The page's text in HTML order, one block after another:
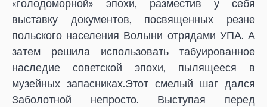
«голодоморной» эпохи, разместив у себя
выставку документов, посвященных резне
польского населения Волыни отрядами УПА. А
затем решила использовать табуированное
наследие советской эпохи, пылящееся в
музейных запасниках.Этот смелый шаг дался
Заболотной непросто. Выступая перед